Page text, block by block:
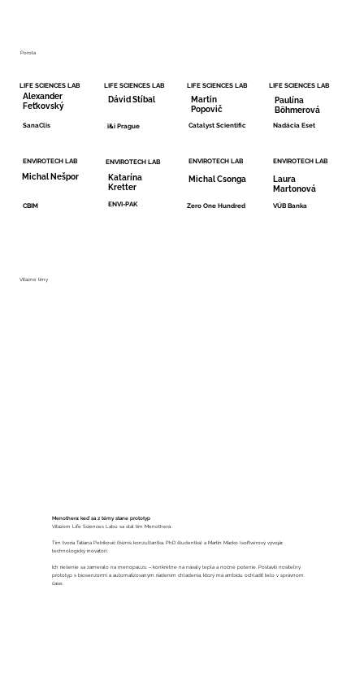
Porota
LIFE SCIENCES LAB
Alexander
Feťkovský
SanaClis
ENVIROTECH LAB
Michal Nešpor
CBIM
LIFE SCIENCES LAB
Dávid Stíbal
i&i Prague
ENVIROTECH LAB
Katarína
Kretter
ENVI-PAK
LIFE SCIENCES LAB
Martin
Popovič
Catalyst Scientific
ENVIROTECH LAB
Michal Csonga
Zero One Hundred
LIFE SCIENCES LAB
Paulína
Böhmerová
Nadácia Eset
ENVIROTECH LAB
Laura
Martonová
VÚB Banka
Víťazné tímy
Menothera: keď sa z témy stane prototyp
Víťazom Life Sciences Labu sa stal tím Menothera.
Tím tvoria Tatiana Petrikovič (biznis konzultantka, PhD študentka) a Martin Macko (softvérový vývojár,
technologický inovátor).
Ich riešenie sa zameralo na menopauzu – konkrétne na návaly tepla a nočné potenie. Postavili nositeľný
prototyp s biosenzormi a automatizovaným riadením chladenia, ktorý má ambíciu ochladiť telo v správnom
čase.